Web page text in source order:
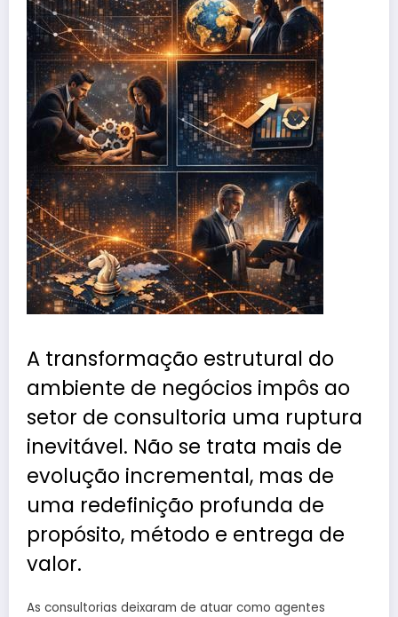
A transformação estrutural do
ambiente de negócios impôs ao
setor de consultoria uma ruptura
inevitável. Não se trata mais de
evolução incremental, mas de
uma redefinição profunda de
propósito, método e entrega de
valor.
As consultorias deixaram de atuar como agentes